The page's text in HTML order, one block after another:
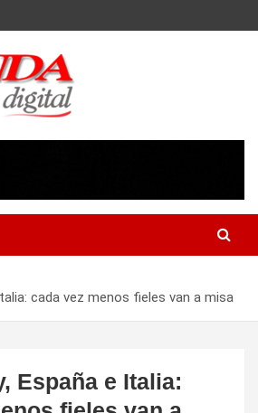
cada vez menos fieles van a misa
España e Italia: